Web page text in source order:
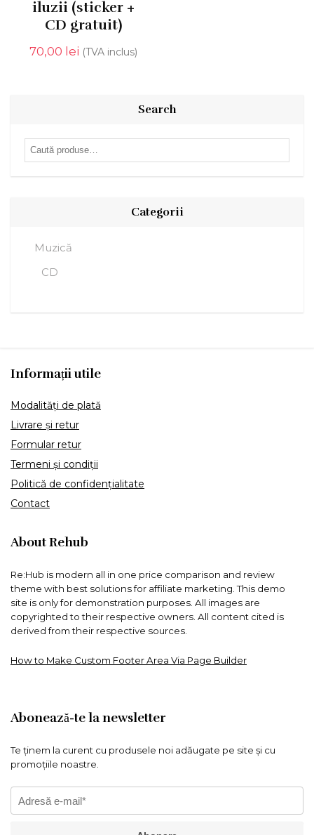
iluzii (sticker +
CD gratuit)
70,00 lei (TVA inclus)
Search
Caută
Categorii
Muzică
CD
Informații utile
Modalități de plată
Livrare și retur
Formular retur
Termeni și condiții
Politică de confidențialitate
Contact
About Rehub
Re:Hub is modern all in one price comparison and review
theme with best solutions for affiliate marketing. This demo
site is only for demonstration purposes. All images are
copyrighted to their respective owners. All content cited is
derived from their respective sources.
How to Make Custom Footer Area Via Page Builder
Abonează-te la newsletter
Te ținem la curent cu produsele noi adăugate pe site și cu
promoțiile noastre.